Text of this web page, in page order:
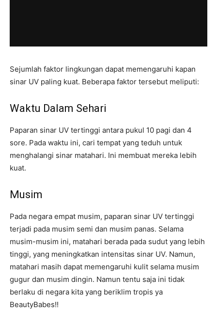
Sejumlah faktor lingkungan dapat memengaruhi kapan
sinar UV paling kuat. Beberapa faktor tersebut meliputi:
Waktu Dalam Sehari
Paparan sinar UV tertinggi antara pukul 10 pagi dan 4
sore. Pada waktu ini, cari tempat yang teduh untuk
menghalangi sinar matahari. Ini membuat mereka lebih
kuat.
Musim
Pada negara empat musim, paparan sinar UV tertinggi
terjadi pada musim semi dan musim panas. Selama
musim-musim ini, matahari berada pada sudut yang lebih
tinggi, yang meningkatkan intensitas sinar UV. Namun,
matahari masih dapat memengaruhi kulit selama musim
gugur dan musim dingin. Namun tentu saja ini tidak
berlaku di negara kita yang beriklim tropis ya
BeautyBabes!!